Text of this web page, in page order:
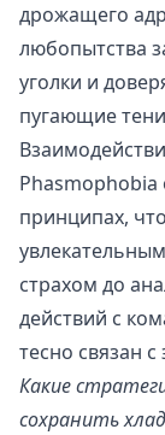
дрожащего
любопытства
уголки и
пугающие
Phasmophobia
принципах,
страхом до
действий с
тесно связан
Какие
сохранить